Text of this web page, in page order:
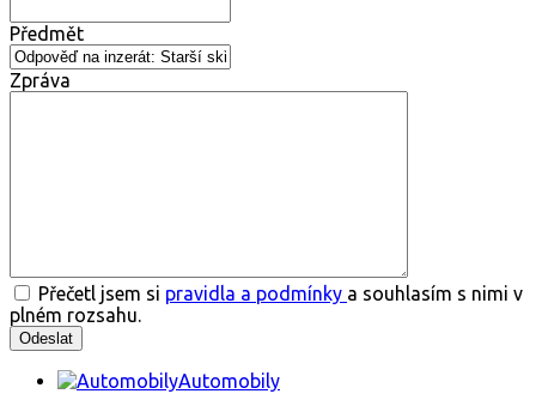
Předmět
Zpráva
Přečetl jsem si pravidla a podmínky a souhlasím s nimi v
plném rozsahu.
Automobily